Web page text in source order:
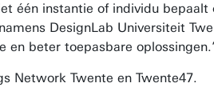
één instantie of individu
DesignLab Universiteit
en beter toepasbare
Network Twente en Twente47.